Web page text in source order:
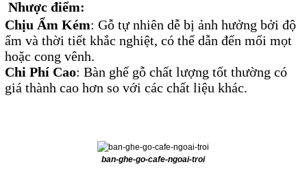
Nhược điểm:
Chịu Ẩm Kém: Gỗ tự nhiên dễ bị ảnh hưởng bởi độ
ẩm và thời tiết khắc nghiệt, có thể dẫn đến mối mọt
hoặc cong vênh.
Chi Phí Cao: Bàn ghế gỗ chất lượng tốt thường có
giá thành cao hơn so với các chất liệu khác.
ban-ghe-go-cafe-ngoai-troi